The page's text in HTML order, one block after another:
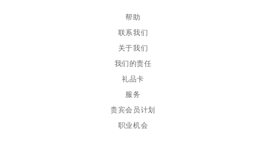
帮助
联系我们
关于我们
我们的责任
礼品卡
服务
贵宾会员计划
职业机会